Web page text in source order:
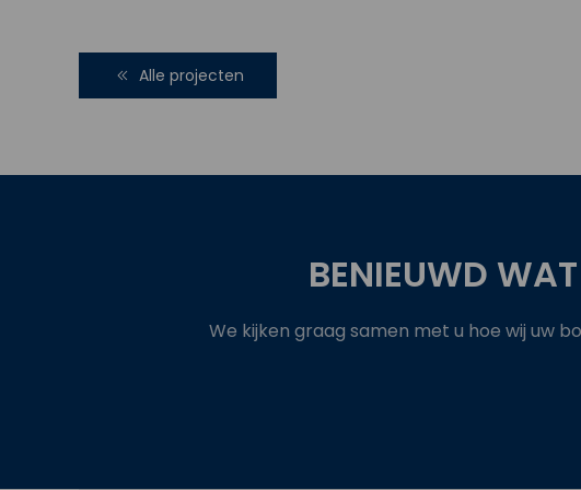
Alle projecten
BENIEUWD
We kijken graag samen met u hoe wij uw